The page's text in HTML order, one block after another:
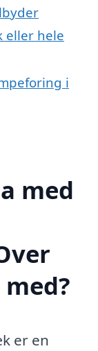
eller hele
i
med
er en